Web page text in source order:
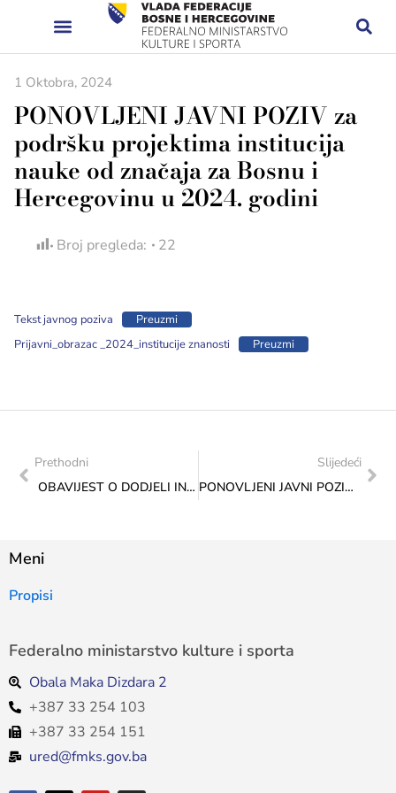
1 Oktobra, 2024
PONOVLJENI JAVNI POZIV za
podršku projektima institucija
nauke od značaja za Bosnu i
Hercegovinu u 2024. godini
Broj pregleda: 22
Tekst javnog poziva
Preuzmi
Prijavni_obrazac _2024_institucije znanosti
Preuzmi
Prethodni
OBAVIJEST O DODJELI INTERVENTNIH SREDSTAVA ZA 2024. GODINU
Slijedeći
PONOVLJENI JAVNI POZIV za sufinansiranje projekata nacionalnih manjina u 2024. godini
Meni
Propisi
Federalno ministarstvo kulture i sporta
Obala Maka Dizdara 2
+387 33 254 103
+387 33 254 151
ured@fmks.gov.ba